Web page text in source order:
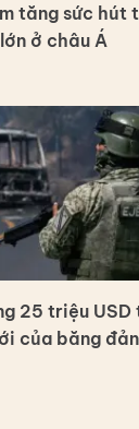
tăng sức hút
ở châu Á
25 triệu USD
của băng